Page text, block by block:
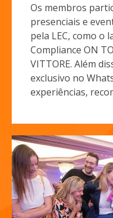
Os membros
presenciais e
pela LEC, como o
Compliance ON
VITTORE. Além
exclusivo no
experiências,